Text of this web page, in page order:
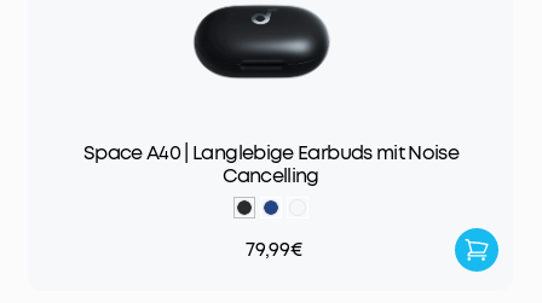
Space A40 | Langlebige Earbuds mit Noise
Cancelling
79,99€